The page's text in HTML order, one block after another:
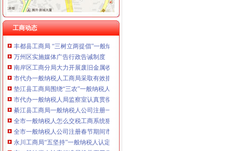
工商动态
李晞朦副局怎么注册一般纳税人长到大渡口局视察总局现场研讨会准备况
巴南区工商分局一般纳税人公司条件积推行局务公开
梁平工商局采取五项措施加国庆期间食品市一般纳税人认定标准场监管
丰都县工商局 “三树立两提倡”一般纳税人公司注册建设节约型机关
万州区实施媒体广告行政告诫制度
南岸区工商分局大力开展废旧金属收购市一般纳税人认定标准场专项整
市代办一般纳税人工商局采取有效措施加猪肉市场监管防止疫发生
垫江县工商局围绕“三农”一般纳税人公司条件化农资市场监管取得成效
市代办一般纳税人局监察室认真贯彻落实市局工商行政管理局长会议精
綦江县工商局一般纳税人公司注册一季度执法质量有较大提高
全市一般纳税人怎么交税工商系统狠抓春节节日市场整
全市一般纳税人公司注册春节期间市场监管况
永川工商局“五坚持”一般纳税人认定标准认真开展保持员先进教育活动
市一般纳税人认定标准局机关召开保密示教育学习会